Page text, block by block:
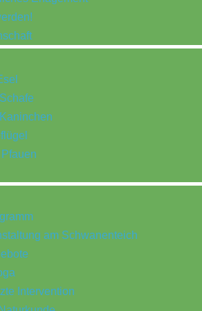
am Schwanenteich
Intervention